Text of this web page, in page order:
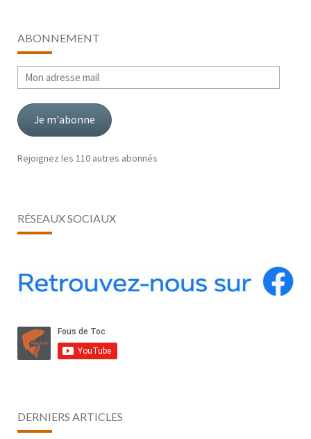
ABONNEMENT
Mon
adresse
mail
Je m'abonne
Rejoignez les 110 autres abonnés
RÉSEAUX SOCIAUX
DERNIERS ARTICLES